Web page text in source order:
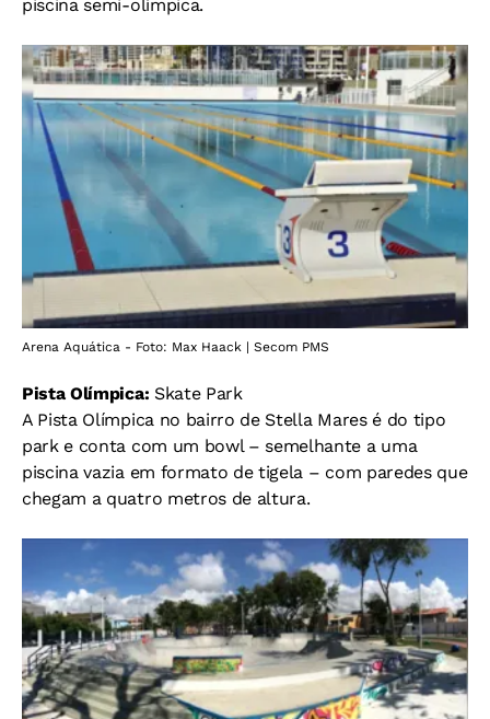
piscina semi-olímpica.
Arena Aquática - Foto: Max Haack | Secom PMS
Pista Olímpica: Skate Park
A Pista Olímpica no bairro de Stella Mares é do tipo
park e conta com um bowl – semelhante a uma
piscina vazia em formato de tigela – com paredes que
chegam a quatro metros de altura.